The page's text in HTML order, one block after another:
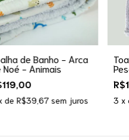
de Banho - Arca
Noé - Animais
deR$39,67 sem juros 3 x